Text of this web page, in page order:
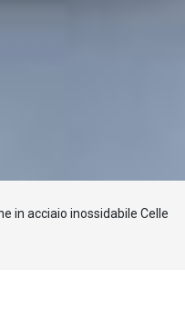
in acciaio inossidabile Celle